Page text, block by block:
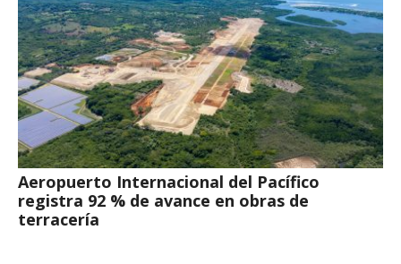
Aeropuerto Internacional del Pacífico
registra 92 % de avance en obras de
terracería